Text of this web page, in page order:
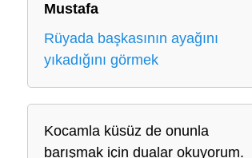
Mustafa
Rüyada başkasının ayağını
yıkadığını görmek
Kocamla küsüz de onunla
barışmak için dualar okuyorum.